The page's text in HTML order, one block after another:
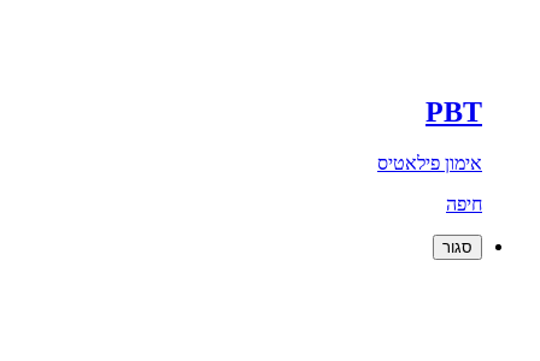
PBT
אימון פילאטיס
חיפה
סגור